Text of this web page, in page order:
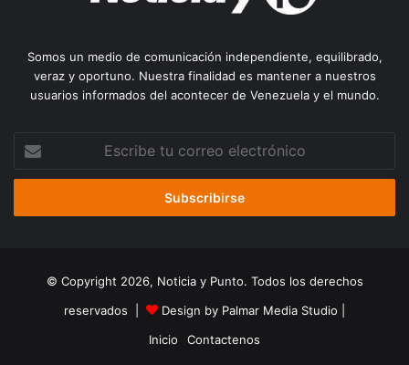
Somos un medio de comunicación independiente, equilibrado,
veraz y oportuno. Nuestra finalidad es mantener a nuestros
usuarios informados del acontecer de Venezuela y el mundo.
correo
© Copyright 2026, Noticia y Punto. Todos los derechos
reservados |
Design by Palmar Media Studio
Inicio
Contactenos